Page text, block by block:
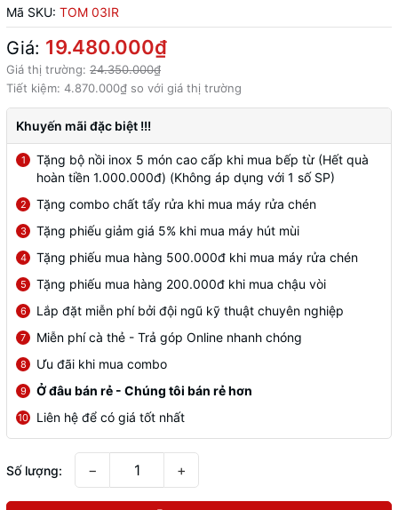
Mã SKU: TOM 03IR
Giá: 19.480.000₫
Giá thị trường: 24.350.000₫
Tiết kiệm: 4.870.000₫ so với giá thị trường
Khuyến mãi đặc biệt !!!
1
Tặng bộ nồi inox 5 món cao cấp khi mua bếp từ (Hết quà
hoàn tiền 1.000.000đ) (Không áp dụng với 1 số SP)
2 Tặng combo chất tẩy rửa khi mua máy rửa chén
3 Tặng phiếu giảm giá 5% khi mua máy hút mùi
4 Tặng phiếu mua hàng 500.000đ khi mua máy rửa chén
5 Tặng phiếu mua hàng 200.000đ khi mua chậu vòi
6 Lắp đặt miễn phí bởi đội ngũ kỹ thuật chuyên nghiệp
7 Miễn phí cà thẻ - Trả góp Online nhanh chóng
8 Ưu đãi khi mua combo
9 Ở đâu bán rẻ - Chúng tôi bán rẻ hơn
10 Liên hệ để có giá tốt nhất
Số lượng: − +